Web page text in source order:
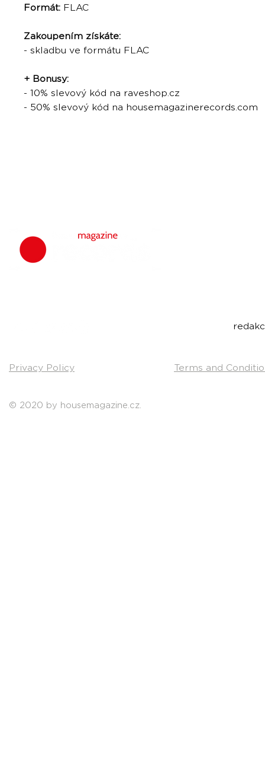
Formát: FLAC
Zakoupením získáte:
- skladbu ve formátu FLAC
+ Bonusy:
- 10% slevový kód na raveshop.cz
- 50% slevový kód na housemagazinerecords.com
Privacy Policy
© 2020 by housemagazine.cz.
Terms and